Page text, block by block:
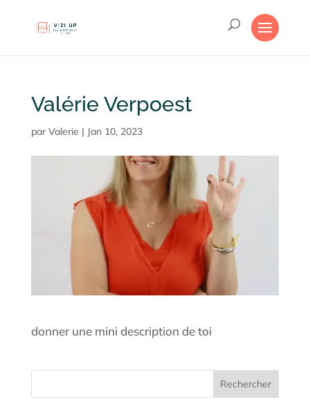
Valérie Verpoest
par Valerie | Jan 10, 2023
donner une mini description de toi
Rechercher